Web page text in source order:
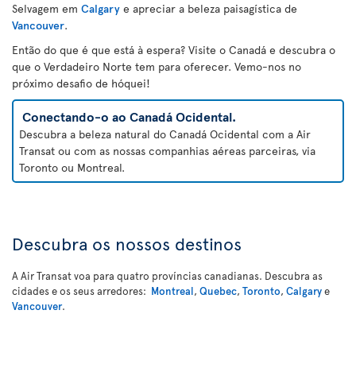
Selvagem em Calgary e apreciar a beleza paisagística de
Vancouver.
Então do que é que está à espera? Visite o Canadá e descubra o
que o Verdadeiro Norte tem para oferecer. Vemo-nos no
próximo desafio de hóquei!
Conectando-o ao Canadá Ocidental.
Descubra a beleza natural do Canadá Ocidental com a Air
Transat ou com as nossas companhias aéreas parceiras, via
Toronto ou Montreal.
Descubra os nossos destinos
A Air Transat voa para quatro províncias canadianas. Descubra as
cidades e os seus arredores: Montreal, Quebec, Toronto, Calgarye
Vancouver.